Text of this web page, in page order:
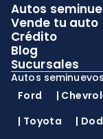
Autos
Vende tu auto
Crédito
Blog
Sucursales
Autos
Ford
|
| Toyota |